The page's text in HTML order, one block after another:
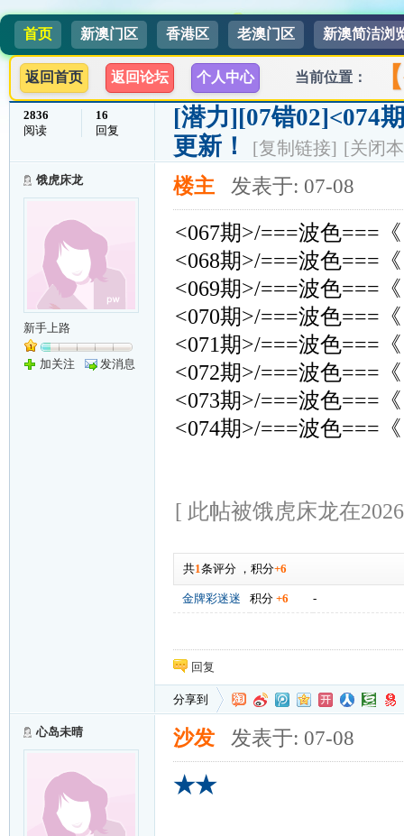
首页 新澳门区 香港区 老澳门区 新澳简洁浏
返回首页 返回论坛 个人中心 当前位置：
2836
阅读
16
回复
[潜力][07错02]<074
更新！
[复制链接] [关闭
饿虎床龙
新手上路
加关注 发消息
楼主 发表于: 07-08
<067期>/===波色===《
<068期>/===波色===《
<069期>/===波色===《
<070期>/===波色===《
<071期>/===波色===《
<072期>/===波色===《
<073期>/===波色===《
<074期>/===波色===《
[ 此帖被饿虎床龙在
共1条评分， 积分+6
金牌彩迷迷 积分 +6 -
回复
分享到
心岛未晴 沙发 发表于: 07-08
★★